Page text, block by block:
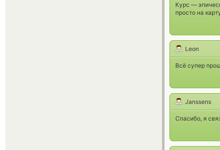
Курс —
просто на
Leon
Всё супер
Janssens
Спасибо, я